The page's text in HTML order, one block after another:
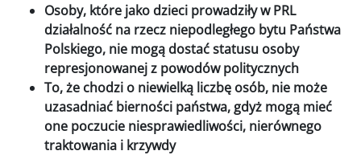
Osoby, które jako dzieci prowadziły w PRL
działalność na rzecz niepodległego bytu Państwa
Polskiego, nie mogą dostać statusu osoby
represjonowanej z powodów politycznych
To, że chodzi o niewielką liczbę osób, nie może
uzasadniać bierności państwa, gdyż mogą mieć
one poczucie niesprawiedliwości, nierównego
traktowania i krzywdy